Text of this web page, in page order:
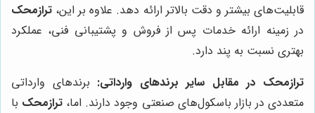
قابلیت‌های بیشتر و دقت بالاتر ارائه دهد. علاوه بر این، ترازمحک
در زمینه ارائه خدمات پس از فروش و پشتیبانی فنی، عملکرد
بهتری نسبت به پند دارد.
ترازمحک در مقابل سایر برندهای وارداتی: برندهای وارداتی
متعددی در بازار باسکول‌های صنعتی وجود دارند. اما، ترازمحک با